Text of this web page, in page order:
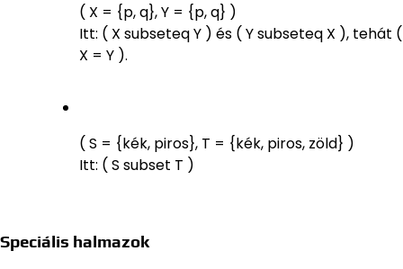
( X = {p, q}, Y = {p, q} )
Itt: ( X subseteq Y ) és ( Y subseteq X ), tehát (
X = Y ).
( S = {kék, piros}, T = {kék, piros, zöld} )
Itt: ( S subset T )
Speciális halmazok